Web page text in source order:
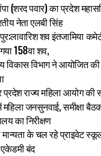
(शरद पवार) का प्रदेश
नेता एलबी सिंह
शव इंतजामिया
158वा शव,
विकास विभाग ने आयोजित
प्रदेश राज्य महिला आयोग की
जनसुनवाई, समीक्षा
का निरीक्षण
मान्यता के चल रहे प्राइवेट
एकेडमी बंद